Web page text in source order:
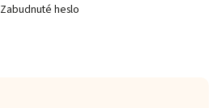
Zabudnuté heslo